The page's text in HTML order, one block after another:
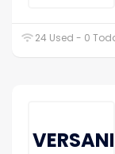
24 Used - 0
VERSAND